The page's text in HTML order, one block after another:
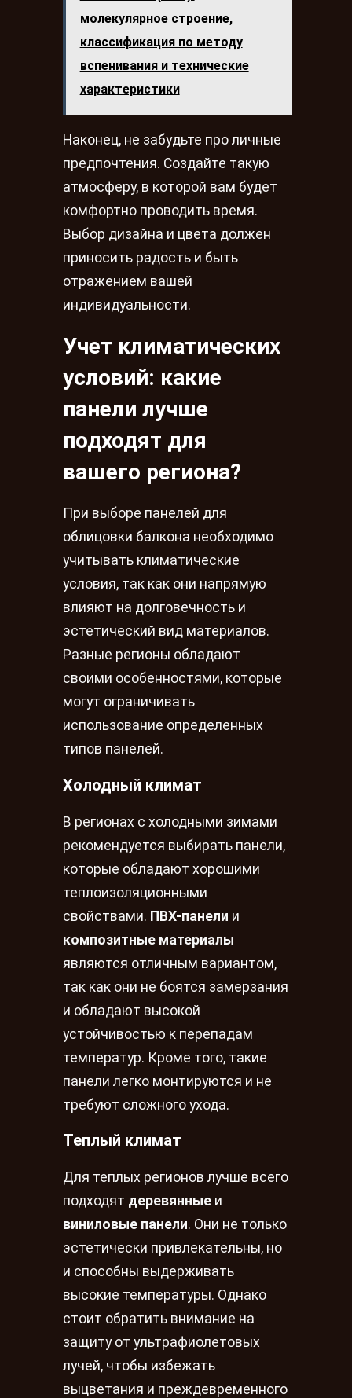
молекулярное строение,
классификация по методу
вспенивания и технические
характеристики
Наконец, не забудьте про личные
предпочтения. Создайте такую
атмосферу, в которой вам будет
комфортно проводить время.
Выбор дизайна и цвета должен
приносить радость и быть
отражением вашей
индивидуальности.
Учет климатических
условий: какие
панели лучше
подходят для
вашего региона?
При выборе панелей для
облицовки балкона необходимо
учитывать климатические
условия, так как они напрямую
влияют на долговечность и
эстетический вид материалов.
Разные регионы обладают
своими особенностями, которые
могут ограничивать
использование определенных
типов панелей.
Холодный климат
В регионах с холодными зимами
рекомендуется выбирать панели,
которые обладают хорошими
теплоизоляционными
свойствами. ПВХ-панели и
композитные материалы
являются отличным вариантом,
так как они не боятся замерзания
и обладают высокой
устойчивостью к перепадам
температур. Кроме того, такие
панели легко монтируются и не
требуют сложного ухода.
Теплый климат
Для теплых регионов лучше всего
подходят деревянные и
виниловые панели. Они не только
эстетически привлекательны, но
и способны выдерживать
высокие температуры. Однако
стоит обратить внимание на
защиту от ультрафиолетовых
лучей, чтобы избежать
выцветания и преждевременного